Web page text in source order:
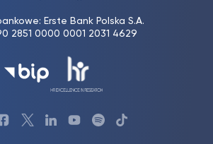
Erste Bank Polska S.A.
2851 0000 0001 2031 4629
Profil
ProfilProfil UKSWProfilUKSW